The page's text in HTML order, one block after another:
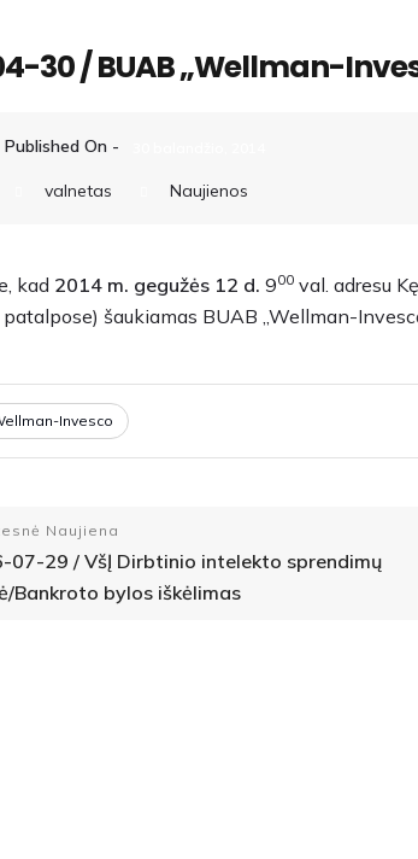
30 / BUAB „Wellman-
Published On -
valnetas Naujienos
kad 2014 m. gegužės 12 d. 900 val. adresu
patalpose) šaukiamas BUAB ,,Wellman-
Invesco
Naujiena
07-29 / VšĮ Dirbtinio intelekto sprendimų
Bankroto bylos iškėlimas